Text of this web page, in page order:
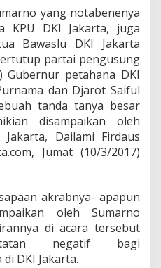
a
n
B
a
w
s
l
u
J
a
k
a
D
i
n
yang notabenenya
KPU DKI Jakarta, juga
Bawaslu DKI Jakarta
partai pengusung
Gubernur petahana DKI
dan Djarot Saiful
tanda tanya besar
disampaikan oleh
Dailami Firdaus
Jumat (10/3/2017)
akrabnya- apapun
oleh Sumarno
di acara tersebut
negatif bagi
DKI Jakarta.